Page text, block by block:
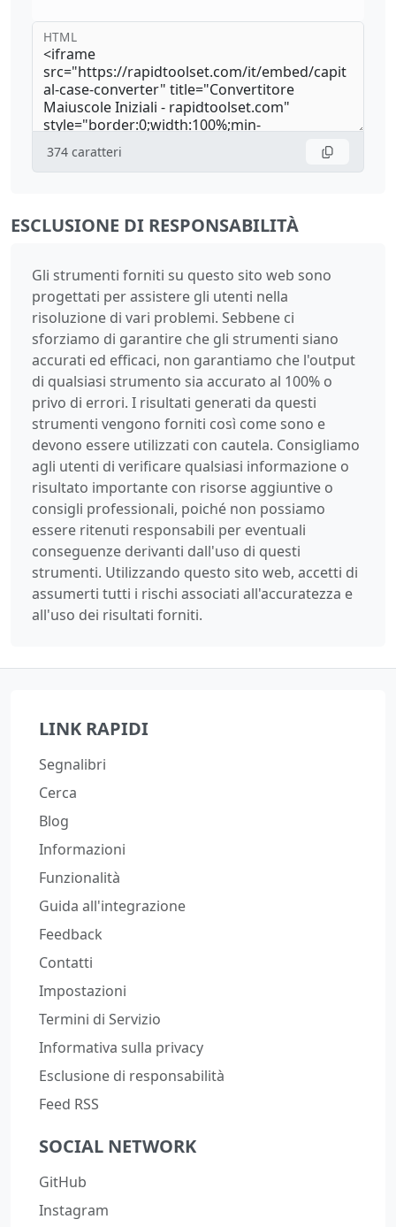
HTML
374 caratteri
ESCLUSIONE DI RESPONSABILITÀ
Gli strumenti forniti su questo sito web sono
progettati per assistere gli utenti nella
risoluzione di vari problemi. Sebbene ci
sforziamo di garantire che gli strumenti siano
accurati ed efficaci, non garantiamo che l'output
di qualsiasi strumento sia accurato al 100% o
privo di errori. I risultati generati da questi
strumenti vengono forniti così come sono e
devono essere utilizzati con cautela. Consigliamo
agli utenti di verificare qualsiasi informazione o
risultato importante con risorse aggiuntive o
consigli professionali, poiché non possiamo
essere ritenuti responsabili per eventuali
conseguenze derivanti dall'uso di questi
strumenti. Utilizzando questo sito web, accetti di
assumerti tutti i rischi associati all'accuratezza e
all'uso dei risultati forniti.
LINK RAPIDI
Segnalibri
Cerca
Blog
Informazioni
Funzionalità
Guida all'integrazione
Feedback
Contatti
Impostazioni
Termini di Servizio
Informativa sulla privacy
Esclusione di responsabilità
Feed RSS
SOCIAL NETWORK
GitHub
Instagram